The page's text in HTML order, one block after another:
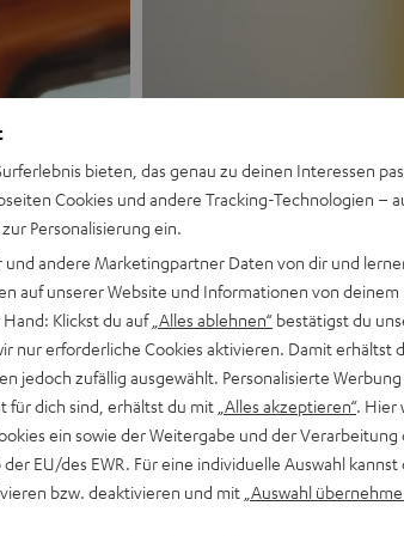
MOTIV®
Stil trifft Sound
Mehr entdecken
bieten, das genau zu deinen Interessen
Cookies und andere Tracking-Technologien –
Personalisierung ein.
andere Marketingpartner Daten von dir und
auf unserer Website und Informationen von deinem
Klickst du auf „Alles ablehnen“ bestätigst du
nur erforderliche Cookies aktivieren. Damit erhältst
jedoch zufällig ausgewählt. Personalisierte
für dich sind, erhältst du mit „Alles akzeptieren“. Hier
ein sowie der Weitergabe und der Verarbeitung
EU/des EWR. Für eine individuelle Auswahl kannst
bzw. deaktivieren und mit „Auswahl